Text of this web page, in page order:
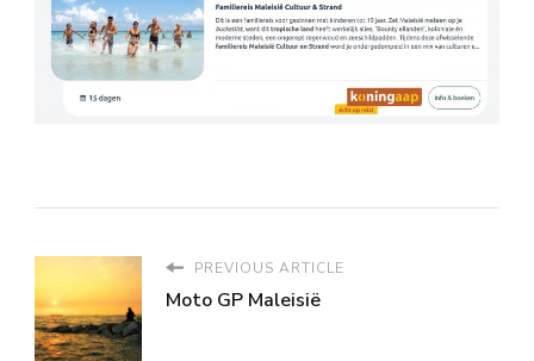
PREVIOUS ARTICLE
Moto GP Maleisië